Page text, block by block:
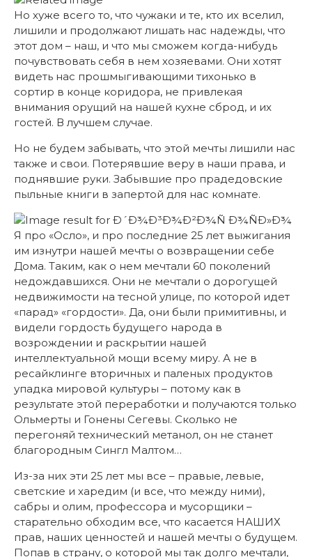
Но хуже всего то, что чужаки и те, кто их вселил,
лишили и продолжают лишать нас надежды, что
этот дом – наш, и что мы сможем когда-нибудь
почувствовать себя в нем хозяевами. Они хотят
видеть нас прошмыгивающими тихонько в
сортир в конце коридора, не привлекая
внимания орущий на нашей кухне сброд, и их
гостей. В лучшем случае.
Но не будем забывать, что этой мечты лишили нас
также и свои. Потерявшие веру в наши права, и
поднявшие руки. Забывшие про прадедовские
пыльные книги в запертой для нас комнате.
Я про «Осло», и про последние 25 лет выжигания
им изнутри нашей мечты о возвращении себе
Дома. Таким, как о нем мечтали 60 поколений
недождавшихся. Они не мечтали о дорогущей
недвижимости на тесной улице, по которой идет
«парад» «гордости». Да, они были примитивны, и
видели гордость будущего народа в
возрождении и раскрытии нашей
интеллектуальной мощи всему миру. А не в
ресайклинге вторичных и паленых продуктов
упадка мировой культуры – потому как в
результате этой переработки и получаются только
Ольмерты и Гонены Сегевы. Сколько не
перегоняй технический метанол, он не станет
благородным Сингл Малтом…
Из-за них эти 25 лет мы все – правые, левые,
светские и харедим (и все, что между ними),
сабры и олим, профессора и мусорщики –
старательно обходим все, что касается НАШИХ
прав, наших ценностей и нашей мечты о будущем.
Попав в страну, о которой мы так долго мечтали,